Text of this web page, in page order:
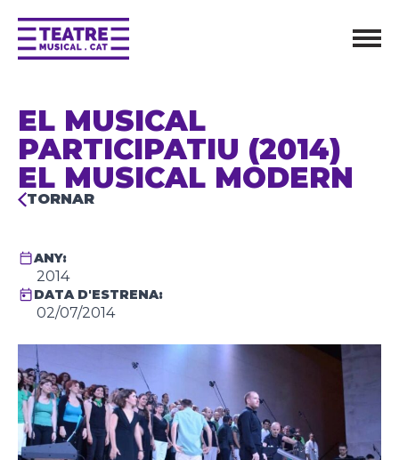
EL MUSICAL
PARTICIPATIU (2014)
EL MUSICAL MODERN
TORNAR
ANY:
2014
DATA D'ESTRENA:
02/07/2014